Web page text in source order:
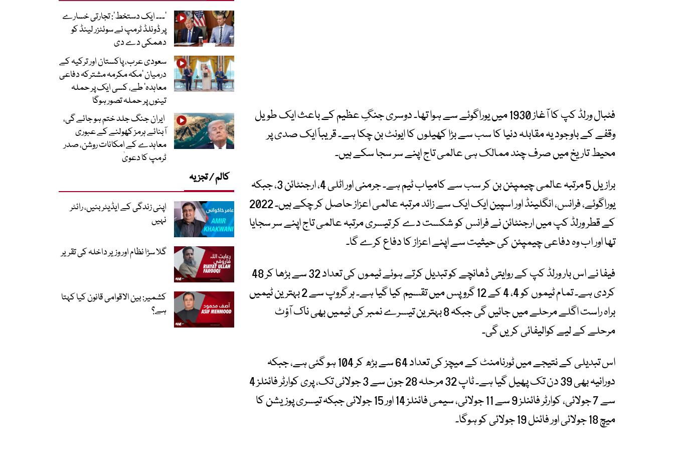
فٹبال ورلڈ کپ کا آغاز 1930 میں یوراگوئے سے ہوا تھا۔ دوسری جنگِ عظیم کے باعث ایک طویل
وقفے کے باوجود یہ مقابلہ دنیا کا سب سے بڑا کھیلوں کا ایونٹ بن چکا ہے۔ قریباً ایک صدی پر
محیط تاریخ میں صرف چند ممالک ہی عالمی تاج اپنے سر سجا سکے ہیں۔
برازیل 5 مرتبہ عالمی چیمپئن بن کر سب سے کامیاب ٹیم ہے۔ جرمنی اور اٹلی 4، ارجنٹائن 3، جبکہ
یوراگوئے، فرانس، انگلینڈ اور اسپین ایک ایک سے زائد مرتبہ عالمی اعزاز حاصل کر چکے ہیں۔ 2022
کے قطر ورلڈ کپ میں ارجنٹائن نے فرانس کو شکست دے کر تیسری مرتبہ عالمی تاج اپنے سر سجایا
تھا اور اب وہ دفاعی چیمپئن کی حیثیت سے اپنے اعزاز کا دفاع کرے گا۔
فیفا نے اس بار ورلڈ کپ کے روایتی ڈھانچے کو تبدیل کرتے ہوئے ٹیموں کی تعداد 32 سے بڑھا کر 48
کردی ہے۔ تمام ٹیموں کو 4، 4 کے 12 گروپس میں تقسیم کیا گیا ہے۔ ہر گروپ سے 2 بہترین ٹیمیں
براہ راست اگلے مرحلے میں جائیں گی جبکہ 8 بہترین تیسرے نمبر کی ٹیمیں بھی ناک آؤٹ
مرحلے کے لیے کوالیفائی کریں گی۔
اس تبدیلی کے نتیجے میں ٹورنامنٹ کے میچز کی تعداد 64 سے بڑھ کر 104 ہو گئی ہے، جبکہ
دورانیہ بھی 39 دن تک پھیل گیا ہے۔ ٹاپ 32 مرحلہ 28 جون سے 3 جولائی تک، پری کوارٹر فائنلز 4
سے 7 جولائی، کوارٹر فائنلز 9 سے 11 جولائی، سیمی فائنلز 14 اور 15 جولائی جبکہ تیسری پوزیشن کا
میچ 18 جولائی اور فائنل 19 جولائی کو ہوگا۔
’۔۔۔ ایک دستخط‘: تجارتی خسارے
پر ڈونلڈ ٹرمپ نے سوئٹزر لینڈ کو
دھمکی دے دی
سعودی عرب، پاکستان اور ترکیہ کے
درمیان ’مکہ مکرمہ مشترکہ دفاعی
معاہدہ‘ طے، کسی ایک پر حملہ
تینوں پر حملہ تصور ہوگا
ایران جنگ جلد ختم ہو جائے گی،
آبنائے ہرمز کھولنے کے عبوری
معاہدے کے امکانات روشن، صدر
ٹرمپ کا دعویٰ
کالم / تجزیہ
اپنی زندگی کے ایڈیٹر بنیں، رائٹر
نہیں
گلا سڑا نظام اور وزیر داخلہ کی تقریر
کشمیر: بین الاقوامی قانون کیا کہتا
ہے؟